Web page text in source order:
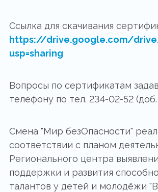
Ссылка для скачивания
https://drive.google.com/drive/
usp=sharing
Вопросы по сертификатам
телефону по тел. 234-02-52
Смена "Мир безОпасности"
соответствии с планом
Регионального центра
поддержки и развития
талантов у детей и молодёжи